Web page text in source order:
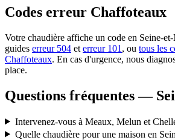
Codes erreur Chaffoteaux
Votre chaudière affiche un code en Seine-
guides erreur 504 et erreur 101 , ou tous les
Chaffoteaux. En cas d'urgence, nous
place.
Questions fréquentes —
Intervenez-vous à Meaux, Melun et
Quelle chaudière pour une maison en